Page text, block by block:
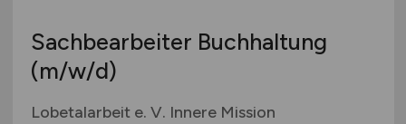
Sachbearbeiter Buchhaltung
(m/w/d)
Lobetalarbeit e. V. Innere Mission